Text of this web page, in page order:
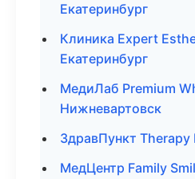
Екатеринбург
Клиника Expert
Екатеринбург
МедиЛаб Premium
Нижневартовск
ЗдравПункт
МедЦентр Family